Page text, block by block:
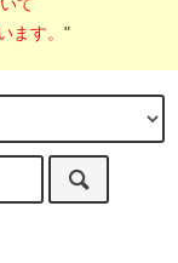
て
ます。"